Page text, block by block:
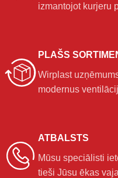
izmantojot kurjeru
PLAŠS
Wirplast
modernus
ATBALSTS
Mūsu speciālisti
tieši Jūsu ēkas